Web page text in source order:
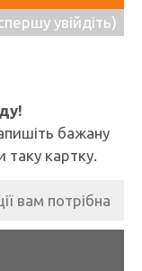
увійдіть)
бажану
таку картку.